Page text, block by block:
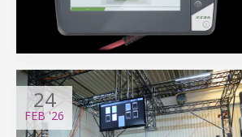
24
FEB'26